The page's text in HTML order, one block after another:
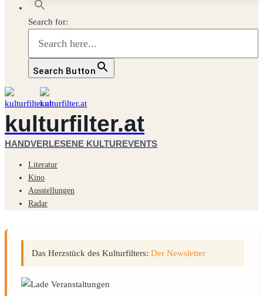
Search for:
Search Button
kulturfilter.at
HANDVERLESENE KULTUREVENTS
Literatur
Kino
Ausstellungen
Radar
Das Herzstück des Kulturfilters: Der Newsletter